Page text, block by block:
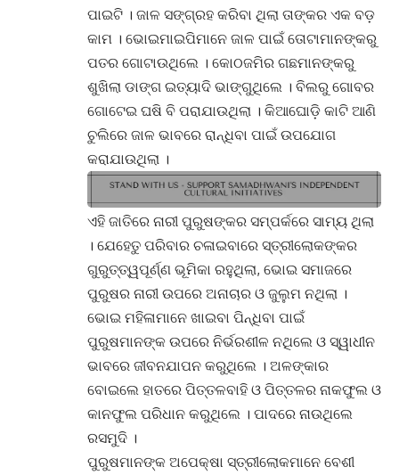
ପାଇଟି । ଜାଳ ସଙ୍ଗ୍ରହ କରିବା ଥିଲା ତାଙ୍କର ଏକ ବଡ଼
କାମ । ଭୋଇମାଇପିମାନେ ଜାଳ ପାଇଁ ତୋଟାମାନଙ୍କରୁ
ପତର ଗୋଟାଉଥିଲେ । କୋଠଜମିର ଗଛମାନଙ୍କରୁ
ଶୁଖିଲା ଡାଙ୍ଗ ଇତ୍ୟାଦି ଭାଙ୍ଗୁଥିଲେ । ବିଲରୁ ଗୋବର
ଗୋଟେଇ ଘଷି ବି ପରାଯାଉଥିଲା । କିଆଘୋଡ଼ି କାଟି ଆଣି
ଚୁଲିରେ ଜାଳ ଭାବରେ ରାନ୍ଧିବା ପାଇଁ ଉପଯୋଗ
କରାଯାଉଥିଲା ।
ଏହି ଜାତିରେ ନାରୀ ପୁରୁଷଙ୍କର ସମ୍ପର୍କରେ ସାମ୍ୟ ଥିଲା
। ଯେହେତୁ ପରିବାର ଚଳାଇବାରେ ସ୍ତ୍ରୀଲୋକଙ୍କର
ଗୁରୁତ୍ତ୍ୱପୂର୍ଣ୍ଣ ଭୂମିକା ରହୁଥିଲା, ଭୋଇ ସମାଜରେ
ପୁରୁଷର ନାରୀ ଉପରେ ଅନାଚାର ଓ ଜୁଲୁମ ନଥିଲା ।
ଭୋଇ ମହିଳାମାନେ ଖାଇବା ପିନ୍ଧିବା ପାଇଁ
ପୁରୁଷମାନଙ୍କ ଉପରେ ନିର୍ଭରଶୀଳ ନଥିଲେ ଓ ସ୍ୱାଧୀନ
ଭାବରେ ଜୀବନଯାପନ କରୁଥିଲେ । ଅଳଙ୍କାର
ବୋଇଲେ ହାତରେ ପିତ୍ତଳବାହି ଓ ପିତ୍ତଳର ନାକଫୁଲ ଓ
କାନଫୁଲ ପରିଧାନ କରୁଥିଲେ । ପାଦରେ ନାଉଥିଲେ
ରସମୁଦି ।
ପୁରୁଷମାନଙ୍କ ଅପେକ୍ଷା ସ୍ତ୍ରୀଲୋକମାନେ ବେଶୀ